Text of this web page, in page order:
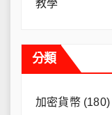
教學
分類
加密貨幣 (180)